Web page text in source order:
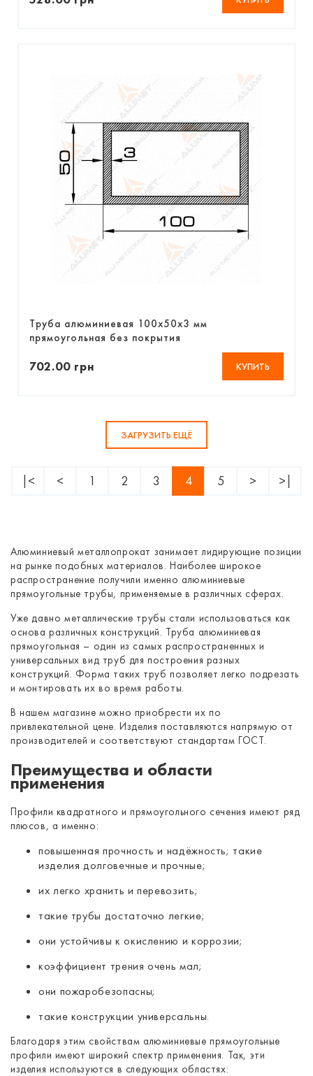
Труба алюминиевая 100х50х3 мм
прямоугольная без покрытия
702.00 грн КУПИТЬ
ЗАГРУЗИТЬ ЕЩЁ
|< < 1 2 3 4 5 > >|
Алюминиевый металлопрокат занимает лидирующие позиции
на рынке подобных материалов. Наиболее широкое
распространение получили именно алюминиевые
прямоугольные трубы, применяемые в различных сферах.
Уже давно металлические трубы стали использоваться как
основа различных конструкций. Труба алюминиевая
прямоугольная – один из самых распространенных и
универсальных вид труб для построения разных
конструкций. Форма таких труб позволяет легко подрезать
и монтировать их во время работы.
В нашем магазине можно приобрести их по
привлекательной цене. Изделия поставляются напрямую от
производителей и соответствуют стандартам ГОСТ.
Преимущества и области
применения
Профили квадратного и прямоугольного сечения имеют ряд
плюсов, а именно:
повышенная прочность и надёжность; такие
изделия долговечные и прочные;
их легко хранить и перевозить;
такие трубы достаточно легкие;
они устойчивы к окислению и коррозии;
коэффициент трения очень мал;
они пожаробезопасны;
такие конструкции универсальны.
Благодаря этим свойствам алюминиевые прямоугольные
профили имеют широкий спектр применения. Так, эти
изделия используются в следующих областях: